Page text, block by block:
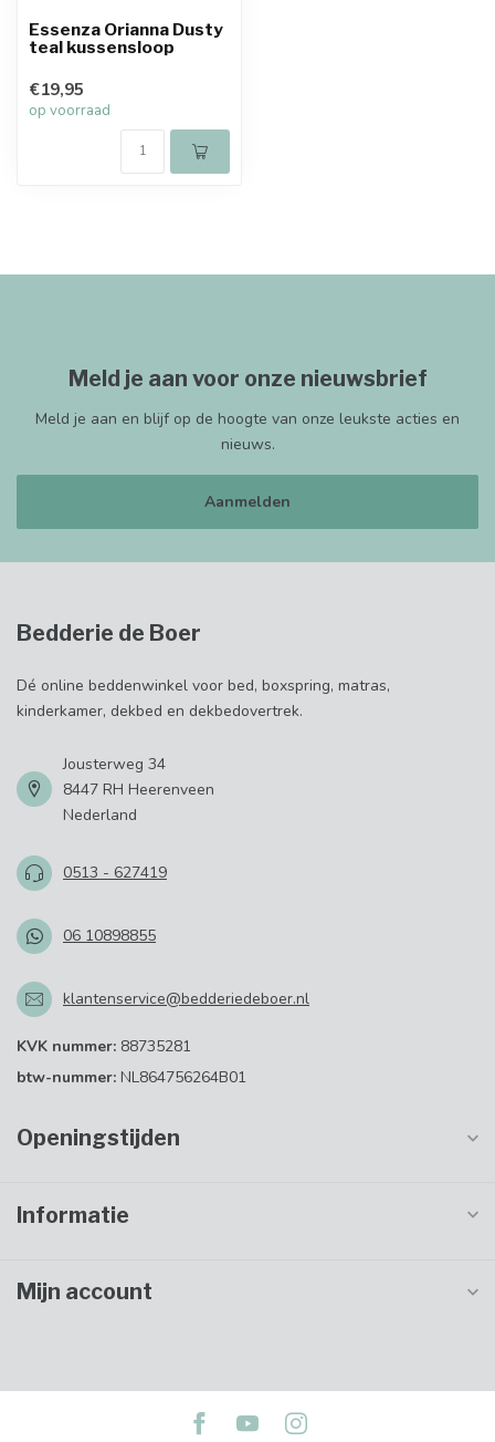
Essenza Orianna Dusty
teal kussensloop
€19,95
op voorraad
Meld je aan voor onze nieuwsbrief
Meld je aan en blijf op de hoogte van onze leukste acties en
nieuws.
Aanmelden
Bedderie de Boer
Dé online beddenwinkel voor bed, boxspring, matras,
kinderkamer, dekbed en dekbedovertrek.
Jousterweg 34
8447 RH Heerenveen
Nederland
0513 - 627419
06 10898855
klantenservice@bedderiedeboer.nl
KVK nummer: 88735281
btw-nummer: NL864756264B01
Openingstijden
Informatie
Mijn account